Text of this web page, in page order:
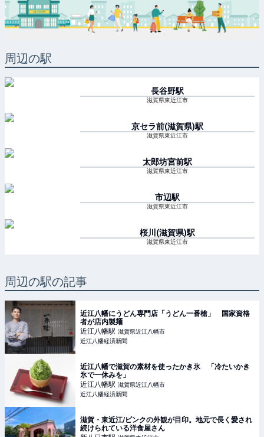
周辺の駅
長谷野駅
滋賀県東近江市
京セラ前(滋賀県)駅
滋賀県東近江市
太郎坊宮前駅
滋賀県東近江市
市辺駅
滋賀県東近江市
桜川(滋賀県)駅
滋賀県東近江市
周辺の駅の記事
近江八幡にうどん専門店「うどん一番槍」 国家資格
者が店内製麺
近江八幡駅 滋賀県近江八幡市
近江八幡経済新聞
近江八幡で滋賀の素材を使ったかき氷 「冷たいかき
氷で一休みを」
近江八幡駅 滋賀県近江八幡市
近江八幡経済新聞
滋賀・東近江/ピンクの外観が目印。地元で長く愛され
続けられている洋食屋さん